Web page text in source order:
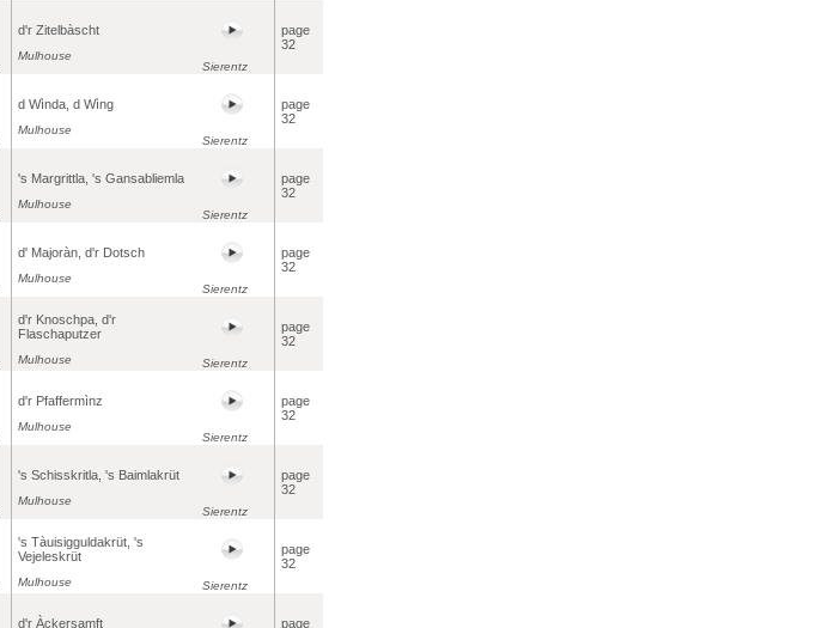
d'r Zitelbàscht
Mulhouse
Sierentz
page
32
d Wìnda, d Wìng
Mulhouse
Sierentz
page
32
's Margrittla, 's Gansabliemla
Mulhouse
Sierentz
page
32
d' Majoràn, d'r Dotsch
Mulhouse
Sierentz
page
32
d'r Knoschpa, d'r
Flaschaputzer
Mulhouse Sierentz
page
32
d'r Pfaffermìnz
Mulhouse
Sierentz
page
32
's Schisskritla, 's Baimlakrüt
Mulhouse
Sierentz
page
32
's Tàuisigguldakrüt, 's
Vejeleskrüt
Mulhouse Sierentz
page
32
d'r Àckersamft
page